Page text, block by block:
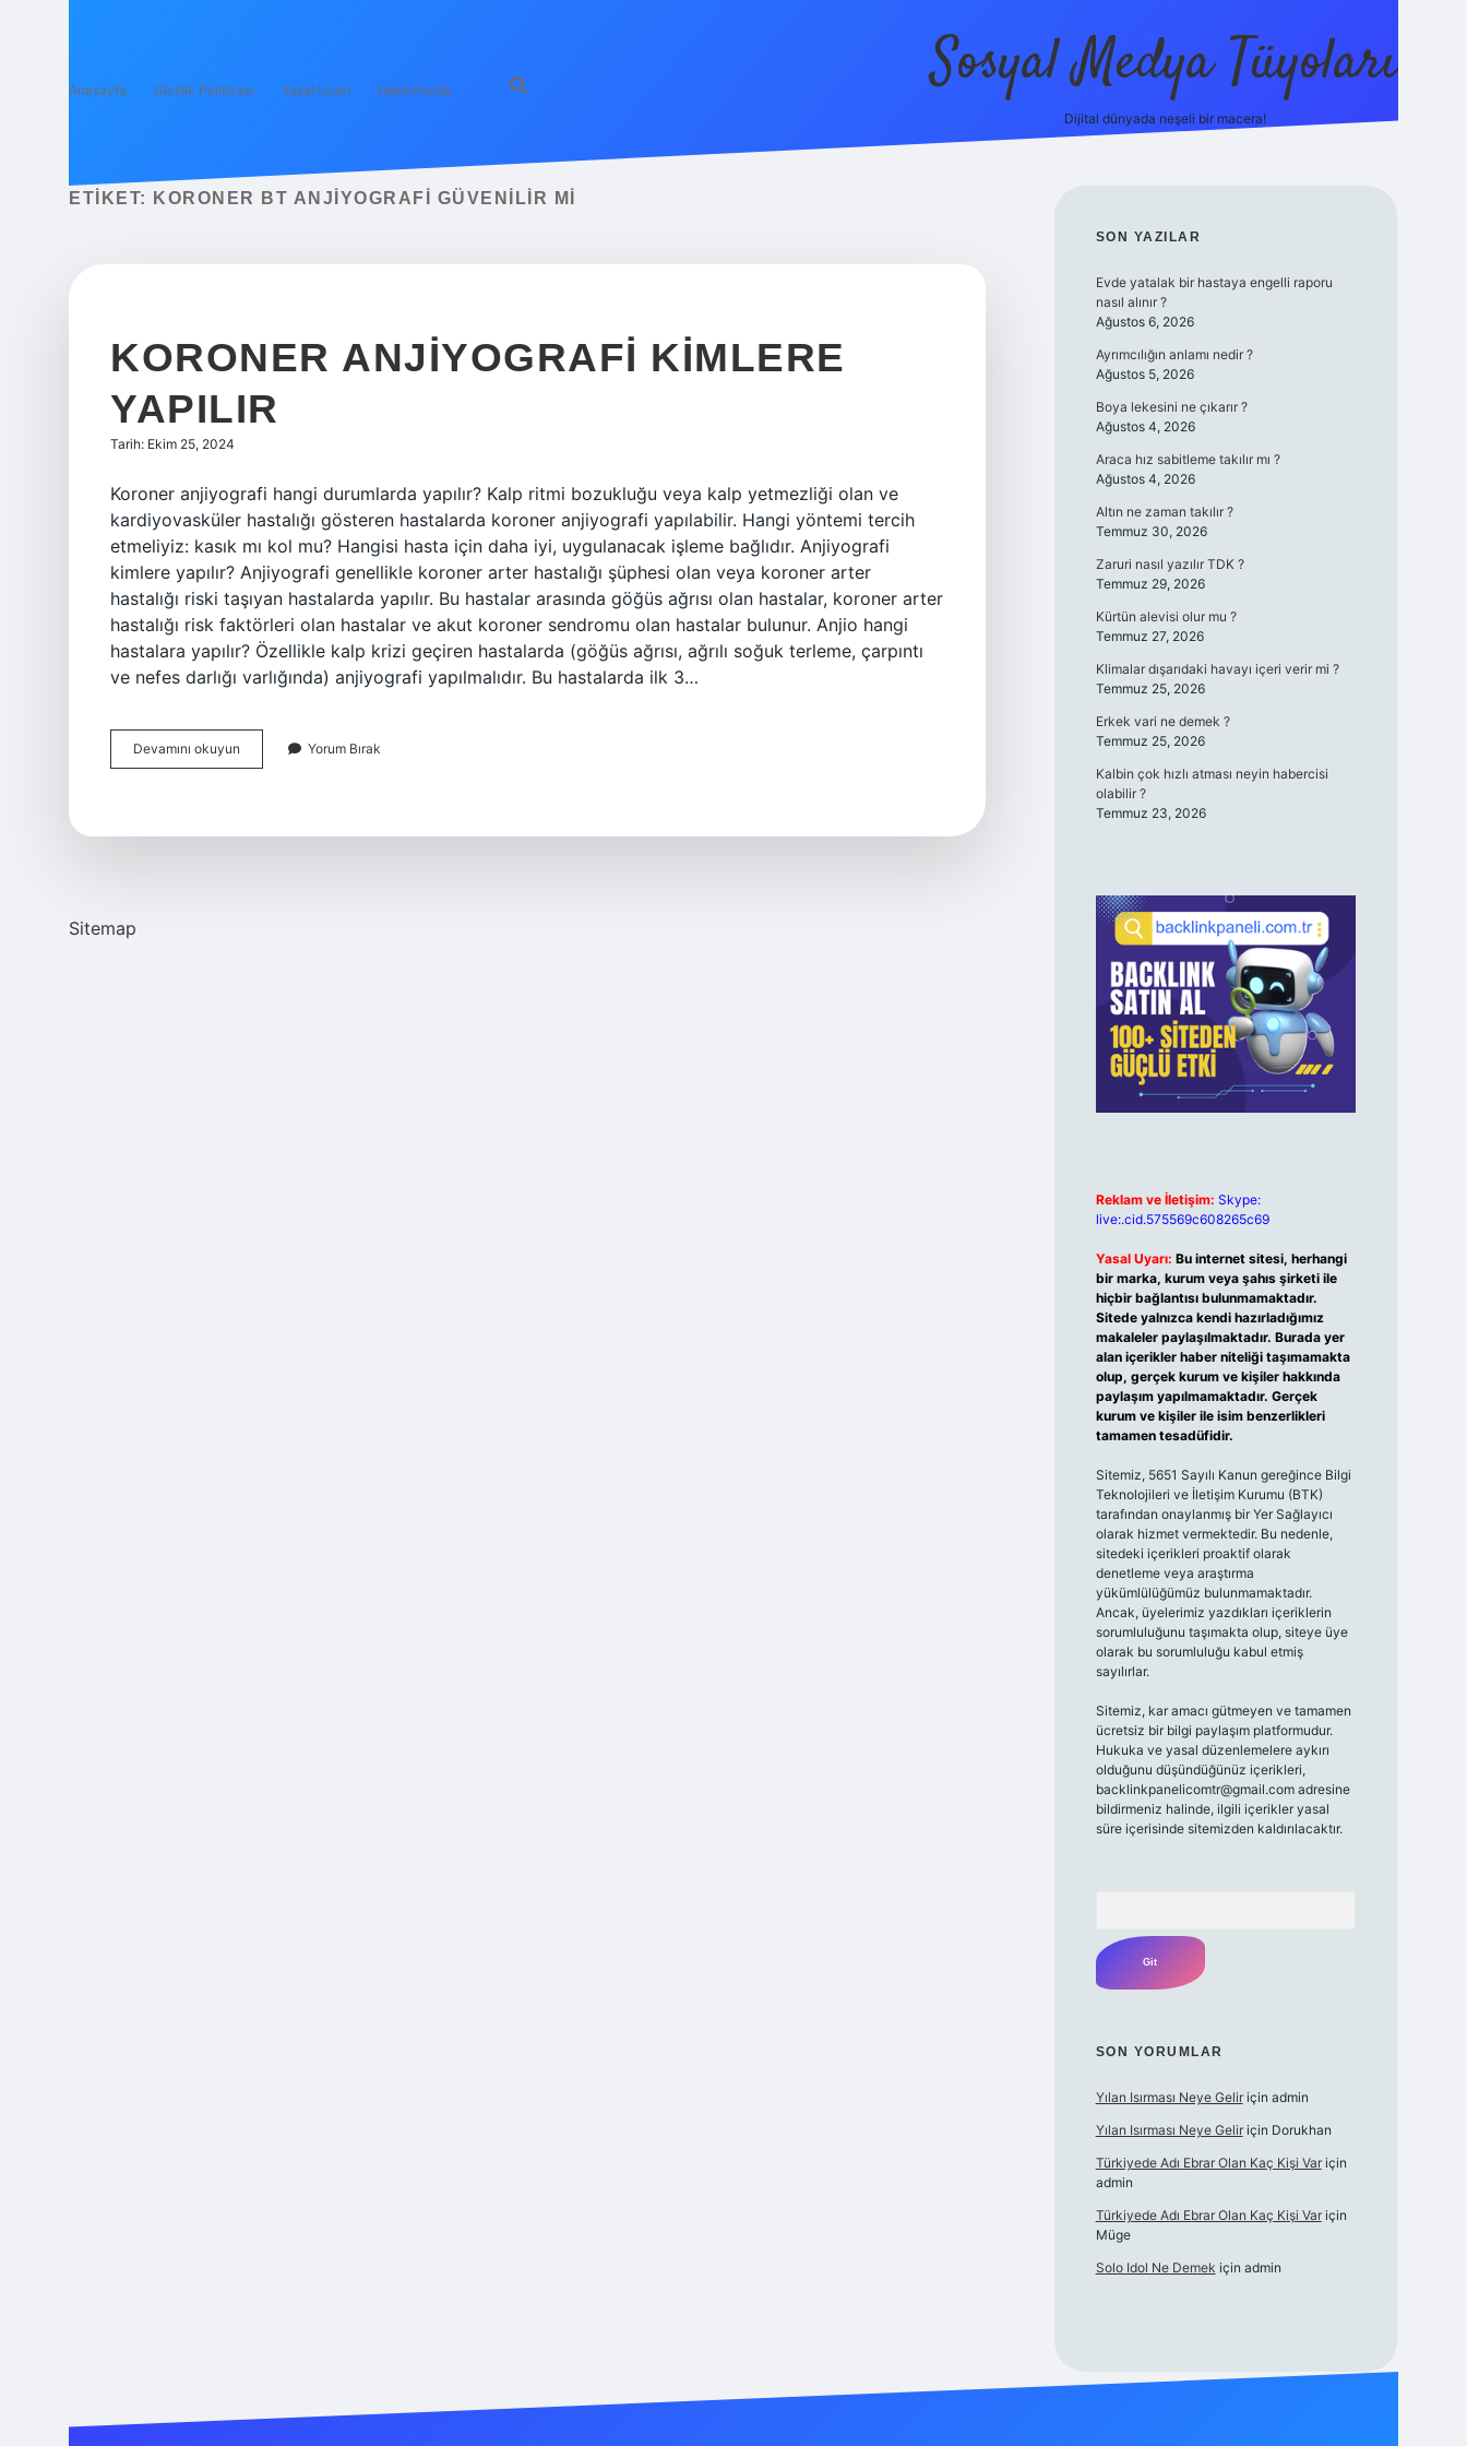
Anasayfa Gizlilik Politikası Yasal Uyarı Hakkımızda Sosyal Medya Tüyoları
Dijital dünyada neşeli bir macera!
ETIKET: KORONER BT ANJIYOGRAFI GÜVENILIR MI
KORONER ANJIYOGRAFI KIMLERE
YAPILIR
Tarih: Ekim 25, 2024
Koroner anjiyografi hangi durumlarda yapılır? Kalp ritmi bozukluğu veya kalp yetmezliği olan ve
kardiyovasküler hastalığı gösteren hastalarda koroner anjiyografi yapılabilir. Hangi yöntemi tercih
etmeliyiz: kasık mı kol mu? Hangisi hasta için daha iyi, uygulanacak işleme bağlıdır. Anjiyografi
kimlere yapılır? Anjiyografi genellikle koroner arter hastalığı şüphesi olan veya koroner arter
hastalığı riski taşıyan hastalarda yapılır. Bu hastalar arasında göğüs ağrısı olan hastalar, koroner arter
hastalığı risk faktörleri olan hastalar ve akut koroner sendromu olan hastalar bulunur. Anjio hangi
hastalara yapılır? Özellikle kalp krizi geçiren hastalarda (göğüs ağrısı, ağrılı soğuk terleme, çarpıntı
ve nefes darlığı varlığında) anjiyografi yapılmalıdır. Bu hastalarda ilk 3…
Devamını okuyun
Anjiyografi
Yorum Bırak
Sitemap
SIDEBAR
SON YAZILAR
Evde yatalak bir hastaya engelli raporu
nasıl alınır ?
Ağustos 6, 2026
Ayrımcılığın anlamı nedir ?
Ağustos 5, 2026
Boya lekesini ne çıkarır ?
Ağustos 4, 2026
Araca hız sabitleme takılır mı ?
Ağustos 4, 2026
Altın ne zaman takılır ?
Temmuz 30, 2026
Zaruri nasıl yazılır TDK ?
Temmuz 29, 2026
Kürtün alevisi olur mu ?
Temmuz 27, 2026
Klimalar dışarıdaki havayı içeri verir mi ?
Temmuz 25, 2026
Erkek vari ne demek ?
Temmuz 25, 2026
Kalbin çok hızlı atması neyin habercisi
olabilir ?
Temmuz 23, 2026
Reklam ve İletişim: Skype:
live:.cid.575569c608265c69
Yasal Uyarı: Bu internet sitesi, herhangi
bir marka, kurum veya şahıs şirketi ile
hiçbir bağlantısı bulunmamaktadır.
Sitede yalnızca kendi hazırladığımız
makaleler paylaşılmaktadır. Burada yer
alan içerikler haber niteliği taşımamakta
olup, gerçek kurum ve kişiler hakkında
paylaşım yapılmamaktadır. Gerçek
kurum ve kişiler ile isim benzerlikleri
tamamen tesadüfidir.
Sitemiz, 5651 Sayılı Kanun gereğince Bilgi
Teknolojileri ve İletişim Kurumu (BTK)
tarafından onaylanmış bir Yer Sağlayıcı
olarak hizmet vermektedir. Bu nedenle,
sitedeki içerikleri proaktif olarak
denetleme veya araştırma
yükümlülüğümüz bulunmamaktadır.
Ancak, üyelerimiz yazdıkları içeriklerin
sorumluluğunu taşımakta olup, siteye üye
olarak bu sorumluluğu kabul etmiş
sayılırlar.
Sitemiz, kar amacı gütmeyen ve tamamen
ücretsiz bir bilgi paylaşım platformudur.
Hukuka ve yasal düzenlemelere aykırı
olduğunu düşündüğünüz içerikleri,
backlinkpanelicomtr@gmail.comadresine
bildirmeniz halinde, ilgili içerikler yasal
süre içerisinde sitemizden kaldırılacaktır.
SON YORUMLAR
Yılan Isırması Neye Geliriçin admin
Yılan Isırması Neye Geliriçin Dorukhan
Türkiyede Adı Ebrar Olan Kaç Kişi Variçin
admin
Türkiyede Adı Ebrar Olan Kaç Kişi Variçin
Müge
Solo Idol Ne Demek için admin